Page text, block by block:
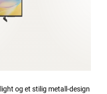
og et stilig metall-design